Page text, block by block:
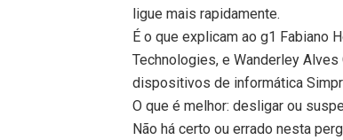
ligue mais rapidamente.
É o que explicam ao g1 Fabiano
Technologies, e Wanderley
dispositivos de informática
O que é melhor: desligar ou
Não há certo ou errado nesta